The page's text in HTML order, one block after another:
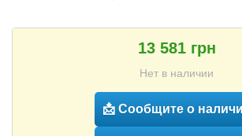
13 581 грн
Нет в наличии
📩 Сообщите о